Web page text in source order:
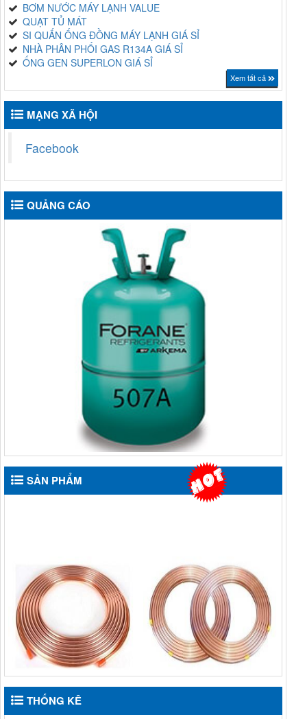
BƠM NƯỚC MÁY LẠNH VALUE
QUẠT TỦ MÁT
SI QUẤN ỐNG ĐỒNG MÁY LẠNH GIÁ SỈ
NHÀ PHÂN PHỐI GAS R134A GIÁ SỈ
ỐNG GEN SUPERLON GIÁ SỈ
Xem tất cả
MẠNG XÃ HỘI
Facebook
QUẢNG CÁO
SẢN PHẨM
ỐNG ĐỒNG TRUNG
QUỐC HUAHONG DẠNG
CUỘN
ỐNG ĐỒNG TRUNG
CUỘN
THỐNG KÊ